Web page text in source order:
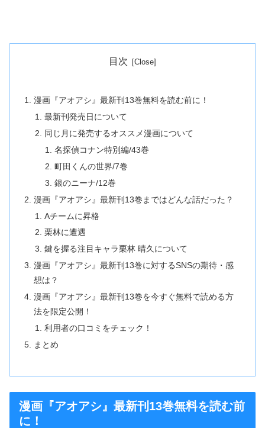
目次
漫画『アオアシ』最新刊13巻無料を読む前に！
最新刊発売日について
同じ月に発売するオススメ漫画について
名探偵コナン特別編/43巻
町田くんの世界/7巻
銀のニーナ/12巻
漫画『アオアシ』最新刊13巻まではどんな話だった？
Aチームに昇格
栗林に遭遇
鍵を握る注目キャラ栗林 晴久について
漫画『アオアシ』最新刊13巻に対するSNSの期待・感
想は？
漫画『アオアシ』最新刊13巻を今すぐ無料で読める方
法を限定公開！
利用者の口コミをチェック！
まとめ
漫画『アオアシ』最新刊13巻無料を読む前
に！